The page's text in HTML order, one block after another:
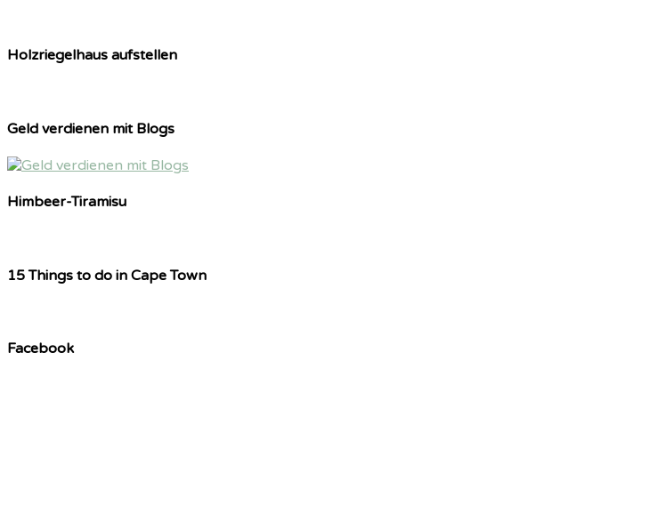
Holzriegelhaus aufstellen
Geld verdienen mit Blogs
Himbeer-Tiramisu
15 Things to do in Cape Town
Facebook